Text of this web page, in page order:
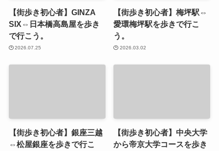
【街歩き初心者】GINZA
SIX⇔日本橋高島屋を歩き
で行こう。
2026.07.25
【街歩き初心者】梅坪駅⇔
愛環梅坪駅を歩きで行こ
う。
2026.03.02
【街歩き初心者】銀座三越
⇔松屋銀座を歩きで行こ
【街歩き初心者】中央大学
から帝京大学コースを歩き